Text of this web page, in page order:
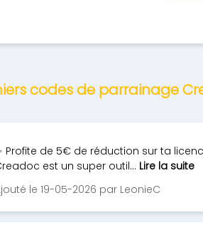
codes de parrainage
Profite de 5€ de réduction sur ta
est un super outil... Lire la suite
le 19-05-2026 par LeonieC